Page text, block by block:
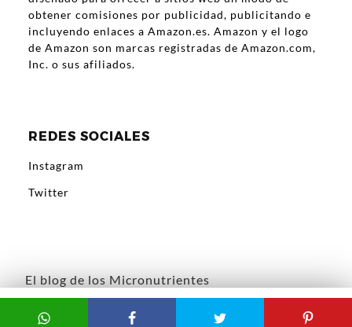
obtener comisiones por publicidad, publicitando e
incluyendo enlaces a Amazon.es. Amazon y el logo
de Amazon son marcas registradas de Amazon.com,
Inc. o sus afiliados.
REDES SOCIALES
Instagram
Twitter
El blog de los Micronutrientes
¿Aceptas cookies?.